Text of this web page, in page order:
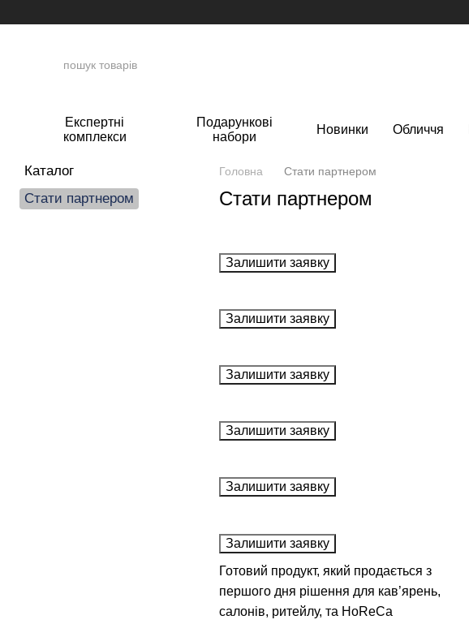
Експертні
комплекси
Подарункові
набори
Новинки Обличчя
Головна Стати партнером
Стати партнером
Залишити заявку
Залишити заявку
Залишити заявку
Залишити заявку
Залишити заявку
Залишити заявку
Готовий продукт, який продається з
першого дня рішення для кав’ярень,
салонів, ритейлу, та HoReCa
Каталог
Стати партнером